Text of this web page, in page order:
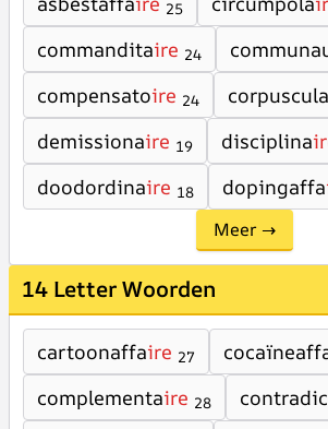
25
commanditaire 24
compensatoire 24 corpuscula
demissionaire 19 disciplina
doodordinaire 18 dopingaffa
Meer →
14 Letter Woorden
cartoonaffaire 27
complementaire 28